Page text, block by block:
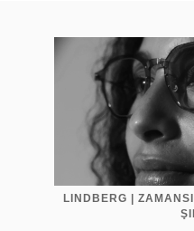
LINDBERG |